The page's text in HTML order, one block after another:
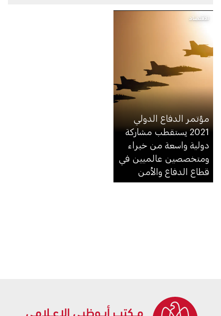
الاقتصاد
مؤتمر الدفاع الدولي
2021 يستقطب مشاركة
دولية واسعة من خبراء
ومتخصصين عالميين في
قطاع الدفاع والأمن